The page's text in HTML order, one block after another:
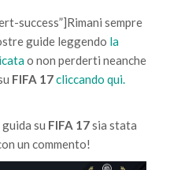
success”]Rimani sempre
guide leggendo la
o non perderti neanche
FIFA 17cliccando qui.
su FIFA 17sia stata
un commento!